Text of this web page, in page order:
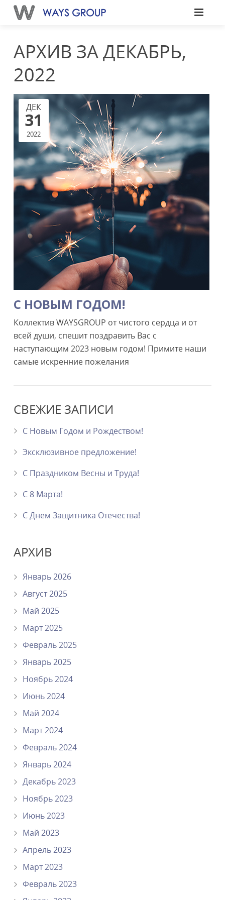
АРХИВ ЗА ДЕКАБРЬ,
2022
C НОВЫМ ГОДОМ!
ДЕК
31
2022
Коллектив WAYSGROUP от чистого сердца и от
всей души, спешит поздравить Вас с
наступающим 2023 новым годом! Примите наши
самые искренние пожелания
СВЕЖИЕ ЗАПИСИ
С Новым Годом и Рождеством!
Эксклюзивное предложение!
С Праздником Весны и Труда!
С 8 Марта!
C Днем Защитника Отечества!
АРХИВ
Январь 2026
Август 2025
Май 2025
Март 2025
Февраль 2025
Январь 2025
Ноябрь 2024
Июнь 2024
Май 2024
Март 2024
Февраль 2024
Январь 2024
Декабрь 2023
Ноябрь 2023
Июнь 2023
Май 2023
Апрель 2023
Март 2023
Февраль 2023